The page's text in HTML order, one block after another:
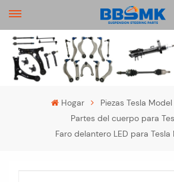
Hogar
Piezas Tesla Model
Partes del cuerpo para
Faro delantero LED para Tesla